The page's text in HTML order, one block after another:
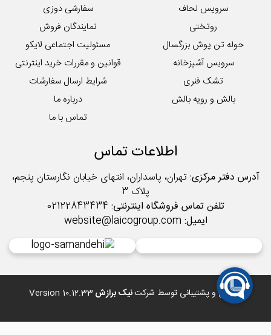
سرویس لحاف
روتختی
حوله تن پوش بزرگسال
سرویس آشپزخانه
تشک فنری
بالش و رویه بالش
سفارشی دوزی
نمایندگان فروش
مسئولیت اجتماعی لایکو
قوانین و مقررات خرید اینترنتی
شرایط ارسال سفارشات
درباره ما
تماس با ما
اطلاعات تماس
آدرس دفتر مرکزی:تهران، پاسداران، انتهای خیابان نگارستان پنجم،
پلاک 3
تلفن تماس فروشگاه اینترنتی:
ایمیل: website@laicogroup.com
طراحی و پشتیبانی توسط شرکتنیک برازش Version 10.12.33